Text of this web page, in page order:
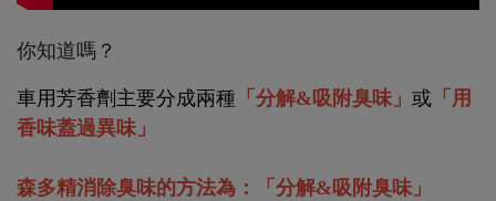
你知道嗎？
車用芳香劑主要分成兩種 「分解&吸附臭味」 或 「用
香味蓋過異味」
森多精消除臭味的方法為：「分解&吸附臭味」